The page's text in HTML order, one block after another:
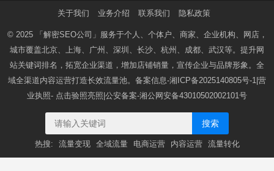
关于我们 业务介绍 联系我们 隐私政策
© 2025 「解密SEO公司」 服务于个人、个体户、商家、企业机构、网店，
城市覆盖北京、上海、广州、深圳、长沙、杭州、成都、武汉等。提升网
站关键词排名，拓宽企业渠道，增加店铺销量，宣传企业与品牌形象。全
域全渠道内容运营打造长效流量池。备案信息-湘ICP备2025140805号-1 |营
业执照- 点击验照亮照 |公安备案-湘公网安备43010502002101号
搜索
热搜: 流量变现 全域流量 电商运营 内容运营 流量转化